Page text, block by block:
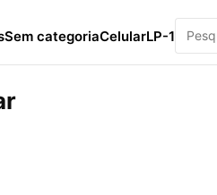
Sem categoriaCelularLP-1